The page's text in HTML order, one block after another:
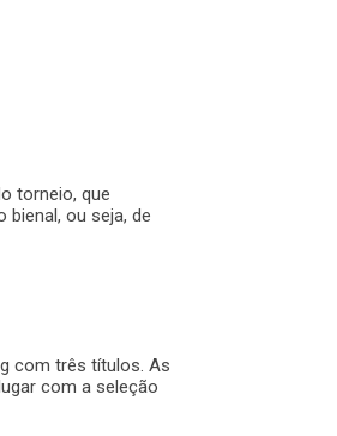
torneio, que
bienal, ou seja, de
com três títulos. As
com a seleção